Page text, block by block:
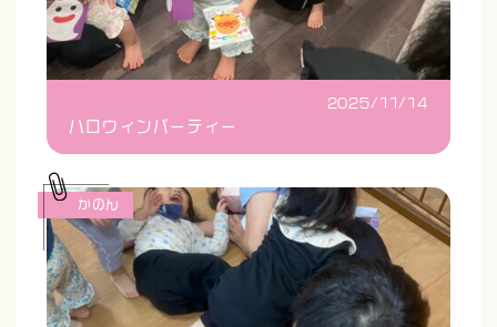
2025/11/14
ハロウィンパーティー
かのん